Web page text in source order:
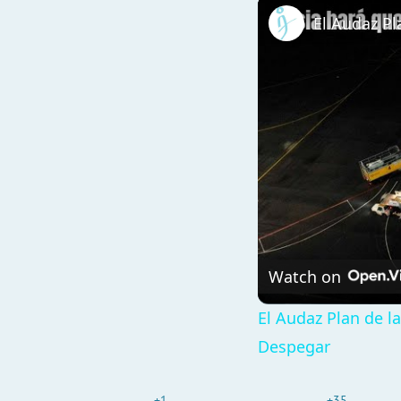
Watch on
El Audaz Plan de
Despegar